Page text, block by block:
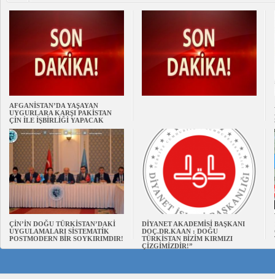
AFGANİSTAN’DA YAŞAYAN
UYGURLARA KARŞI PAKİSTAN
ÇİN İLE İŞBİRLİĞİ YAPACAK
ÇİN’İN DOĞU TÜRKİSTAN’DAKİ
UYGULAMALARI SİSTEMATİK
POSTMODERN BİR SOYKIRIMDIR!
DİYANET AKADEMİSİ BAŞKANI
DOÇ.DR.KAAN : DOĞU
TÜRKİSTAN BİZİM KIRMIZI
ÇİZGİMİZDİR!”